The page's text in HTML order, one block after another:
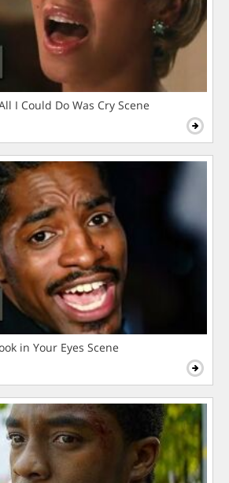
I Could Do Was Cry Scene
in Your Eyes Scene